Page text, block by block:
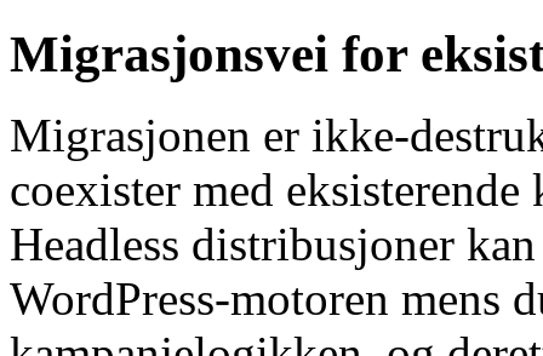
Migrasjonsvei for
Migrasjonen er ikke-
coexister med
Headless distribusjoner
WordPress-motoren mens